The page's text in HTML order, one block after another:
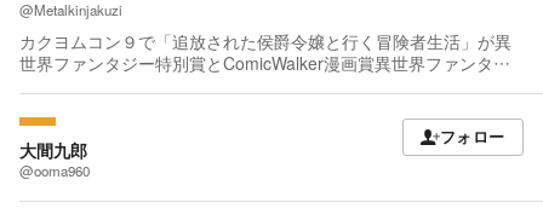
@Metalkinjakuzi
カクヨムコン９で「追放された侯爵令嬢と行く冒険者生活」が異
世界ファンタジー特別賞とComicWalker漫画賞異世界ファンタジ
皆様のおかげだと感謝する日々です。
大間九郎
@ooma960
フォロー